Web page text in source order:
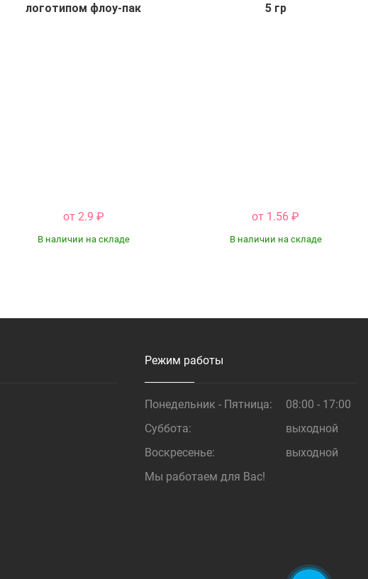
логотипом флоу-пак
от 2.9 ₽
В наличии на складе
5 гр
от 1.56₽
В наличии на складе
Режим работы
Понедельник - Пятница:
08:00 - 17:00
Суббота:
выходной
Воскресенье:
выходной
Мы работаем для Вас!